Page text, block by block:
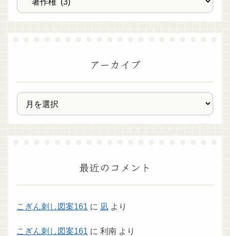
アーカイブ
最近のコメント
こぎん刺し図案161 に 凪 より
こぎん刺し図案161 に 利南 より